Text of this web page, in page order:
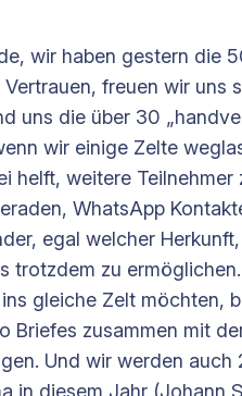
wir haben gestern die
freuen wir uns
uns die über 30
wir einige Zelte
helft, weitere
WhatsApp
egal welcher
trotzdem zu
gleiche Zelt möchten,
Briefes zusammen mit
Und wir werden
in diesem Jahr (Johann